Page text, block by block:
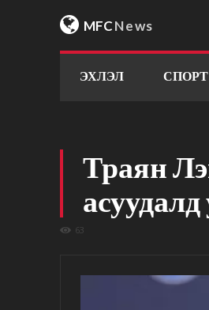
MFCNews
ЭХЛЭЛ СПОРТ
Траян
63